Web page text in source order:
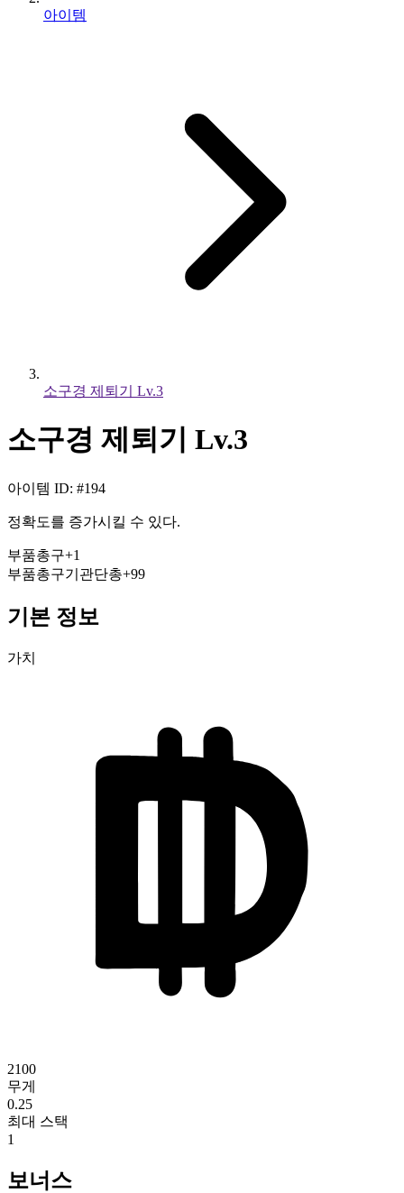
아이템
소구경 제퇴기 Lv.3
소구경 제퇴기 Lv.3
아이템 ID: #194
정확도를 증가시킬 수 있다.
부품총구+1
부품총구기관단총+99
기본 정보
가치
2100
무게
0.25
최대 스택
1
보너스